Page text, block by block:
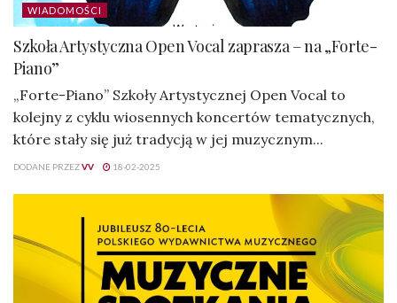
WIADOMOŚCI
Szkoła Artystyczna Open Vocal zaprasza – na „Forte-
Piano”
„Forte-Piano” Szkoły Artystycznej Open Vocal to
kolejny z cyklu wiosennych koncertów tematycznych,
które stały się już tradycją w jej muzycznym...
DODANE PRZEZVV 18-02-2025